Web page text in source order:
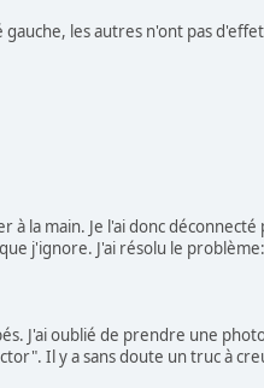
les autres n'ont pas
la main. Je l'ai donc
j'ignore. J'ai résolu le problème:
J'ai oublié de prendre une
Il y a sans doute un truc à